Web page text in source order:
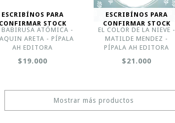
ESCRIBÍNOS PARA
CONFIRMAR STOCK
BABIRUSA ATÓMICA -
ARETA - PÍPALA
AH EDITORA
$19.000
ESCRIBÍNOS PARA
CONFIRMAR STOCK
EL COLOR DE LA NIEVE -
MATILDE MENDEZ -
PÍPALA AH EDITORA
$21.000
Mostrar más productos